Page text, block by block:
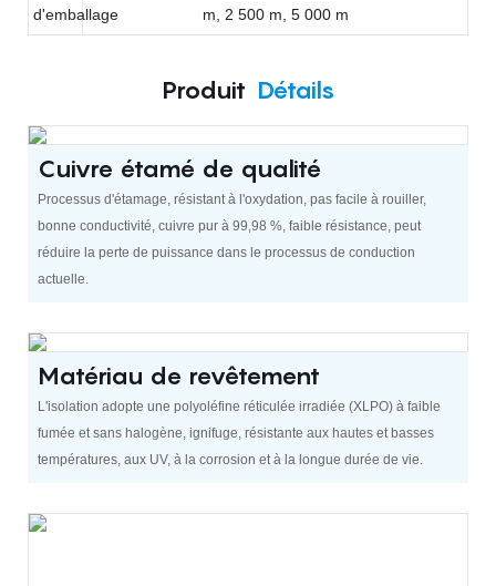
d'emballage
m, 2 500 m, 5 000 m
Produit Détails
Cuivre étamé de qualité
Processus d'étamage, résistant à l'oxydation, pas facile à rouiller,
bonne conductivité, cuivre pur à 99,98 %, faible résistance, peut
réduire la perte de puissance dans le processus de conduction
actuelle.
Matériau de revêtement
L'isolation adopte une polyoléfine réticulée irradiée (XLPO) à faible
fumée et sans halogène, ignifuge, résistante aux hautes et basses
températures, aux UV, à la corrosion et à la longue durée de vie.